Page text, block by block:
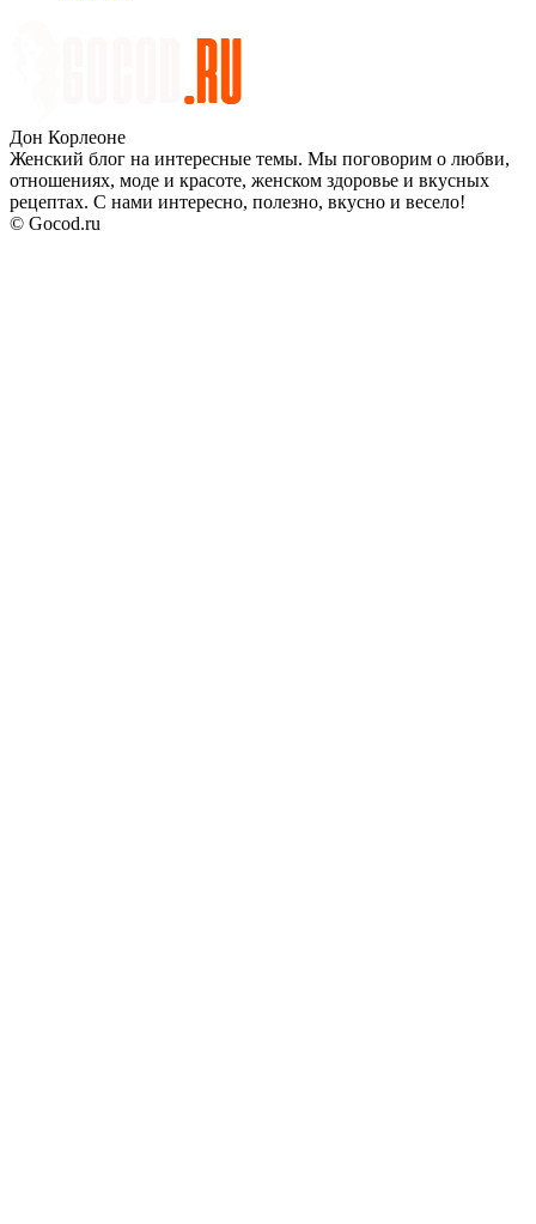
Дон Корлеоне
Женский блог на интересные темы. Мы поговорим о любви,
отношениях, моде и красоте, женском здоровье и вкусных
рецептах. С нами интересно, полезно, вкусно и весело!
© Gocod.ru